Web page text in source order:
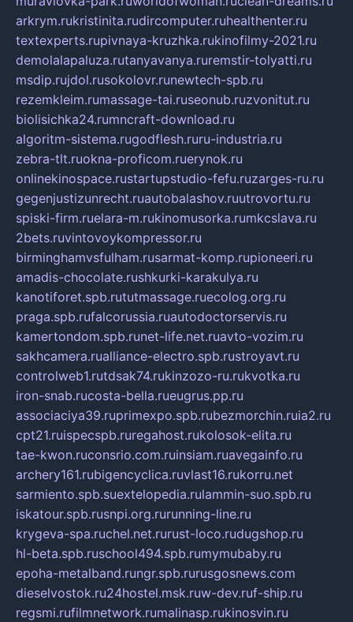
arkrym.rukristinita.rudircomputer.ruhealthenter.ru
textexperts.rupivnaya-kruzhka.rukinofilmy-2021.ru
demolalapaluza.rutanyavanya.ruremstir-tolyatti.ru
msdip.rujdol.rusokolovr.runewtech-spb.ru
rezemkleim.rumassage-tai.ruseonub.ruzvonitut.ru
biolisichka24.rumncraft-download.ru
algoritm-sistema.rugodflesh.ruru-industria.ru
zebra-tlt.ruokna-proficom.ruerynok.ru
onlinekinospace.rustartupstudio-fefu.ruzarges-ru.ru
gegenjustizunrecht.ruautobalashov.ruutrovortu.ru
spiski-firm.ruelara-m.rukinomusorka.rumkcslava.ru
2bets.ruvintovoykompressor.ru
birminghamvsfulham.rusarmat-komp.rupioneeri.ru
amadis-chocolate.rushkurki-karakulya.ru
kanotiforet.spb.rututmassage.ruecolog.org.ru
praga.spb.rufalcorussia.ruautodoctorservis.ru
kamertondom.spb.runet-life.net.ruavto-vozim.ru
sakhcamera.rualliance-electro.spb.rustroyavt.ru
controlweb1.rutdsak74.rukinzozo-ru.rukvotka.ru
iron-snab.rucosta-bella.rueugrus.pp.ru
associaciya39.ruprimexpo.spb.rubezmorchin.ruia2.ru
cpt21.ruispecspb.ruregahost.rukolosok-elita.ru
tae-kwon.ruconsrio.com.ruinsiam.ruavegainfo.ru
archery161.rubigencyclica.ruvlast16.rukorru.net
sarmiento.spb.suextelopedia.rulammin-suo.spb.ru
iskatour.spb.rusnpi.org.rurunning-line.ru
krygeva-spa.ruchel.net.rurust-loco.rudugshop.ru
hl-beta.spb.ruschool494.spb.rumymubaby.ru
epoha-metalband.rungr.spb.rurusgosnews.com
dieselvostok.ru24hostel.msk.ruw-dev.ruf-ship.ru
regsmi.rufilmnetwork.rumalinasp.rukinosvin.ru